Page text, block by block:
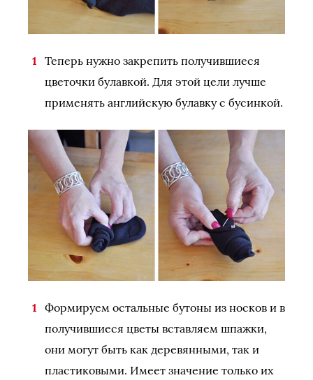
Теперь нужно закрепить получившиеся
цветочки булавкой. Для этой цели лучше
применять английскую булавку с бусинкой.
Формируем остальные бутоны из носков и в
получившиеся цветы вставляем шпажки,
они могут быть как деревянными, так и
пластиковыми. Имеет значение только их